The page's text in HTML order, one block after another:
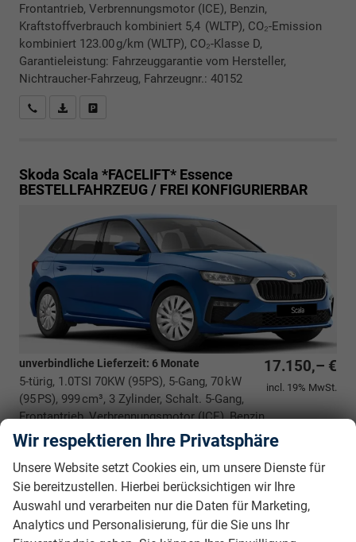
Frontantrieb, Verbrennungsmotor (ICE), Benzin,
Kraftstoffverbrauch kombiniert 5,4 (WLTP), CO₂-Emission
kombiniert 123.00 g/km (WLTP), CO₂-Klasse D,
Garantieleistung: Fahrzeuggarantie vom Hersteller,
Nichtraucher-Fahrzeug, Fahrzeugnr.: 40152
Rückrufbitte absenden
PDF-Datei, Fahrzeugexposé drucken
Skoda Scala *FACELIFT* Essence
BESTELLFAHRZEUG / FREI KONFIGURIERBAR
17.150,– €
incl. 19% MwSt.
unverbindliche Lieferzeit: 6 Monate
5-türig, 1.0TSI 70KW (95PS), 5-Gang, 70 kW
(95 PS), 999 cm³, 3 Zylinder, Schalt. 5-Gang,
Frontantrieb, Verbrennungsmotor (ICE), Benzin,
Kraftstoffverbrauch kombiniert 5,3 (WLTP), CO₂-Emission
kombiniert 119.00 g/km (WLTP), CO₂-Klasse D,
Garantieleistung: Fahrzeuggarantie vom Hersteller,
Nichtraucher-Fahrzeug, Fahrzeugnr.: 38345
Wir respektieren Ihre Privatsphäre
Unsere Website setzt Cookies ein, um unsere Dienste für
Sie bereitzustellen. Hierbei berücksichtigen wir Ihre
Auswahl und verarbeiten nur die Daten für Marketing,
Analytics und Personalisierung, für die Sie uns Ihr